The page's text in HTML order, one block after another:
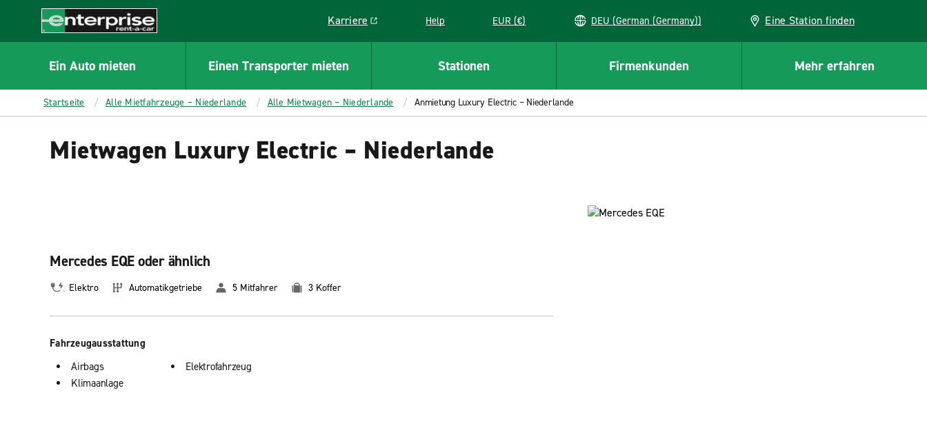
CONTENT
Enterprise
Karriere
Link opens in a new window
Help EUR (€) DEU (German (Germany)) Eine Station finden
Ein Auto mieten Einen Transporter mieten Stationen Firmenkunden Mehr erfahren
Startseite Alle Mietfahrzeuge – Niederlande Alle Mietwagen – Niederlande Anmietung Luxury Electric – Niederlande
Mietwagen Luxury Electric – Niederlande
Mercedes EQE oder ähnlich
Elektro Automatikgetriebe 5 Mitfahrer 3 Koffer
Fahrzeugausstattung
Airbags
Klimaanlage
Elektrofahrzeug